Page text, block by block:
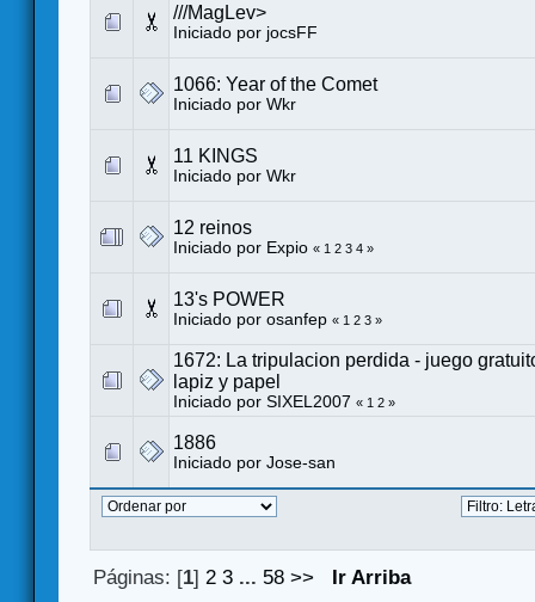
///MagLev>
Iniciado por jocsFF
1066: Year of the Comet
Iniciado por Wkr
11 KINGS
Iniciado por Wkr
12 reinos
Iniciado por Expio « 1 2 3 4 »
13's POWER
Iniciado por osanfep « 1 2 3 »
1672: La tripulacion perdida - juego
lapiz y papel
Iniciado por SIXEL2007 « 1 2 »
1886
Iniciado por Jose-san
Páginas: [1]2 3 ... 58 >> Ir Arriba